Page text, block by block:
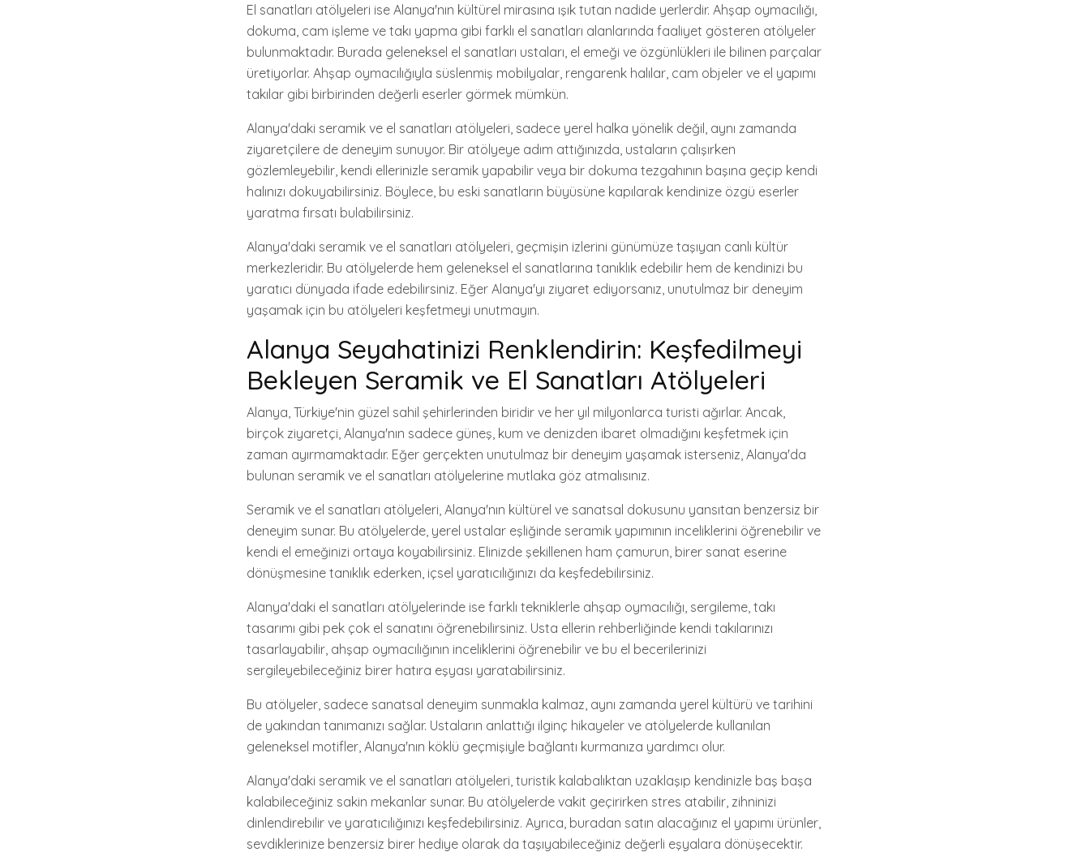
El sanatları atölyeleri ise Alanya'nın kültürel mirasına ışık tutan nadide yerlerdir. Ahşap oymacılığı,
dokuma, cam işleme ve takı yapma gibi farklı el sanatları alanlarında faaliyet gösteren atölyeler
bulunmaktadır. Burada geleneksel el sanatları ustaları, el emeği ve özgünlükleri ile bilinen parçalar
üretiyorlar. Ahşap oymacılığıyla süslenmiş mobilyalar, rengarenk halılar, cam objeler ve el yapımı
takılar gibi birbirinden değerli eserler görmek mümkün.
Alanya'daki seramik ve el sanatları atölyeleri, sadece yerel halka yönelik değil, aynı zamanda
ziyaretçilere de deneyim sunuyor. Bir atölyeye adım attığınızda, ustaların çalışırken
gözlemleyebilir, kendi ellerinizle seramik yapabilir veya bir dokuma tezgahının başına geçip kendi
halınızı dokuyabilirsiniz. Böylece, bu eski sanatların büyüsüne kapılarak kendinize özgü eserler
yaratma fırsatı bulabilirsiniz.
Alanya'daki seramik ve el sanatları atölyeleri, geçmişin izlerini günümüze taşıyan canlı kültür
merkezleridir. Bu atölyelerde hem geleneksel el sanatlarına tanıklık edebilir hem de kendinizi bu
yaratıcı dünyada ifade edebilirsiniz. Eğer Alanya'yı ziyaret ediyorsanız, unutulmaz bir deneyim
yaşamak için bu atölyeleri keşfetmeyi unutmayın.
Alanya Seyahatinizi Renklendirin: Keşfedilmeyi
Bekleyen Seramik ve El Sanatları Atölyeleri
Alanya, Türkiye'nin güzel sahil şehirlerinden biridir ve her yıl milyonlarca turisti ağırlar. Ancak,
birçok ziyaretçi, Alanya'nın sadece güneş, kum ve denizden ibaret olmadığını keşfetmek için
zaman ayırmamaktadır. Eğer gerçekten unutulmaz bir deneyim yaşamak isterseniz, Alanya'da
bulunan seramik ve el sanatları atölyelerine mutlaka göz atmalısınız.
Seramik ve el sanatları atölyeleri, Alanya'nın kültürel ve sanatsal dokusunu yansıtan benzersiz bir
deneyim sunar. Bu atölyelerde, yerel ustalar eşliğinde seramik yapımının inceliklerini öğrenebilir ve
kendi el emeğinizi ortaya koyabilirsiniz. Elinizde şekillenen ham çamurun, birer sanat eserine
dönüşmesine tanıklık ederken, içsel yaratıcılığınızı da keşfedebilirsiniz.
Alanya'daki el sanatları atölyelerinde ise farklı tekniklerle ahşap oymacılığı, sergileme, takı
tasarımı gibi pek çok el sanatını öğrenebilirsiniz. Usta ellerin rehberliğinde kendi takılarınızı
tasarlayabilir, ahşap oymacılığının inceliklerini öğrenebilir ve bu el becerilerinizi
sergileyebileceğiniz birer hatıra eşyası yaratabilirsiniz.
Bu atölyeler, sadece sanatsal deneyim sunmakla kalmaz, aynı zamanda yerel kültürü ve tarihini
de yakından tanımanızı sağlar. Ustaların anlattığı ilginç hikayeler ve atölyelerde kullanılan
geleneksel motifler, Alanya'nın köklü geçmişiyle bağlantı kurmanıza yardımcı olur.
Alanya'daki seramik ve el sanatları atölyeleri, turistik kalabalıktan uzaklaşıp kendinizle baş başa
kalabileceğiniz sakin mekanlar sunar. Bu atölyelerde vakit geçirirken stres atabilir, zihninizi
dinlendirebilir ve yaratıcılığınızı keşfedebilirsiniz. Ayrıca, buradan satın alacağınız el yapımı ürünler,
sevdiklerinize benzersiz birer hediye olarak da taşıyabileceğiniz değerli eşyalara dönüşecektir.